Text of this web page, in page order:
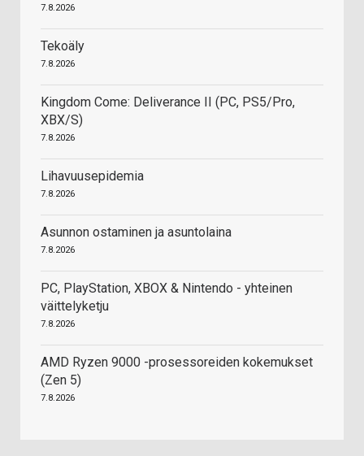
7.8.2026
Tekoäly
7.8.2026
Kingdom Come: Deliverance II (PC, PS5/Pro,
XBX/S)
7.8.2026
Lihavuusepidemia
7.8.2026
Asunnon ostaminen ja asuntolaina
7.8.2026
PC, PlayStation, XBOX & Nintendo - yhteinen
väittelyketju
7.8.2026
AMD Ryzen 9000 -prosessoreiden kokemukset
(Zen 5)
7.8.2026